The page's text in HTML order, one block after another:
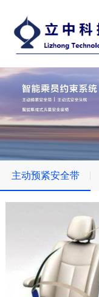
主动预紧安全带